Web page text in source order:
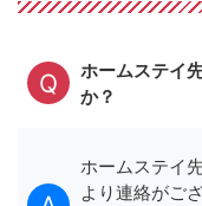
ホームステイ
か？
ホームステイ
より連絡がござ